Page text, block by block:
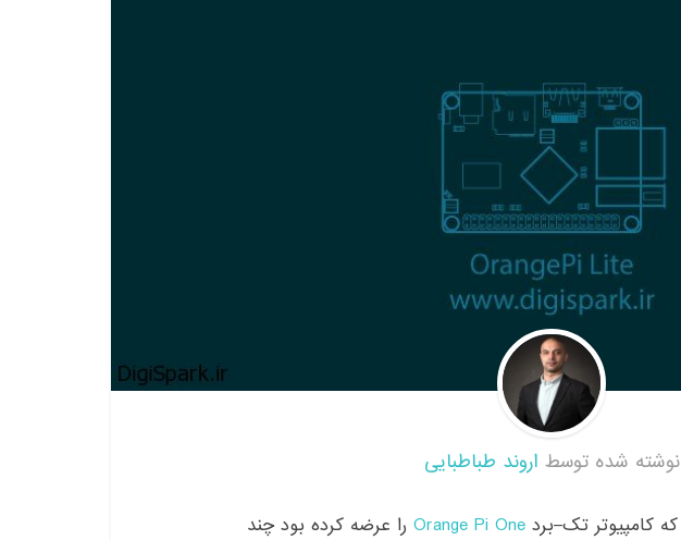
نوشته شده توسط اروند طباطبایی
که کامپیوتر تک–برد Orange Pi One را عرضه کرده بود چند